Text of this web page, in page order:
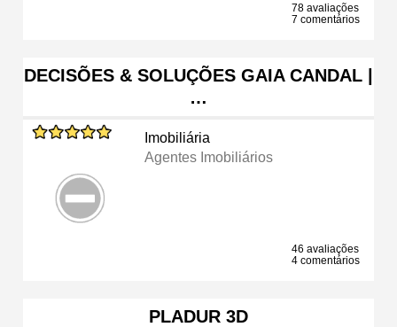
78 avaliações
7 comentários
DECISÕES & SOLUÇÕES GAIA CANDAL |
…
Imobiliária
Agentes Imobiliários
46 avaliações
4 comentários
PLADUR 3D